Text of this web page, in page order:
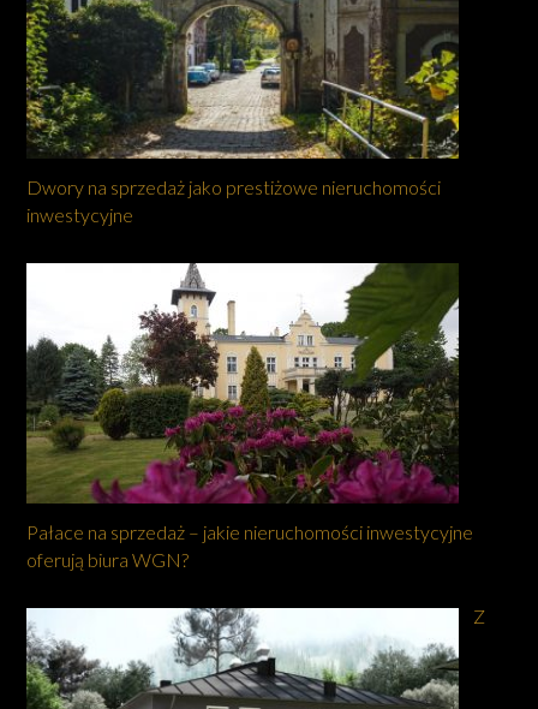
Dwory na sprzedaż jako prestiżowe nieruchomości
inwestycyjne
Pałace na sprzedaż – jakie nieruchomości inwestycyjne
oferują biura WGN?
Z